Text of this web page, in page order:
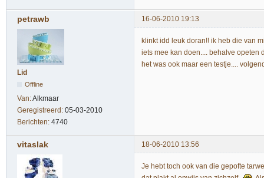
petrawb 16-06-2010 19:13
Lid
Offline
Van:Alkmaar
Geregistreerd: 05-03-2010
Berichten: 4740
klinkt idd leuk doran!! ik heb die van
iets mee kan doen.... behalve
het was ook maar een testje....
vitaslak 18-06-2010 13:56
Je hebt toch ook van die gepofte